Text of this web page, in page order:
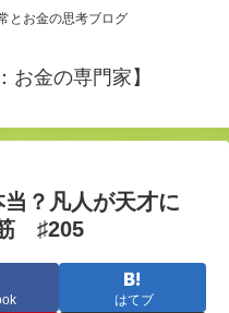
とお金の思考ブログ
お金の専門家】
当？凡人が天才に
♯205
はてブ